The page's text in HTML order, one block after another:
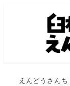
えんどうさん